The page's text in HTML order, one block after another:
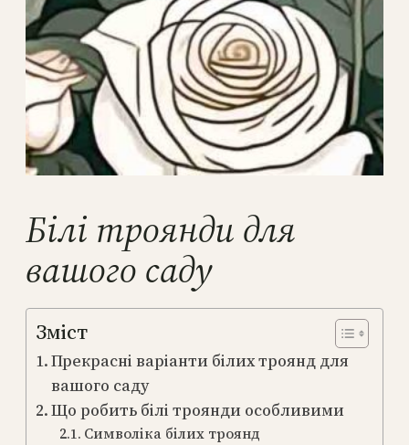
Білі троянди для
вашого саду
Зміст
Прекрасні варіанти білих троянд для
вашого саду
Що робить білі троянди особливими
Символіка білих троянд